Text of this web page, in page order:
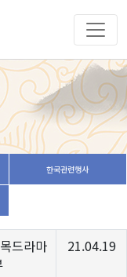
한국관련행사
드라마
21.04.19